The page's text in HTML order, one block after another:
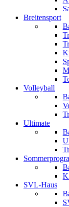
Breitensport
Volleyball
Ultimate
SVL-Haus